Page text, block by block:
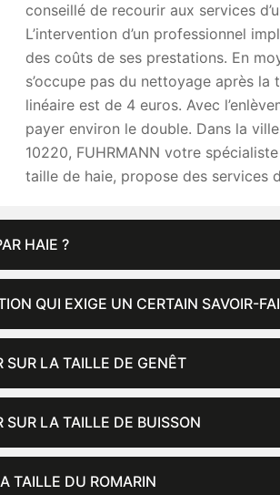
conseillé de recourir aux services
L’intervention d’un professionnel
des coûts de ses prestations. En
s’occupe pas du nettoyage après
linéaire est de 4 euros. Avec
payer environ le double. Dans la
10220, FUHRMANN votre
taille de haie, propose des services
HAIE ?
QUI EXIGE UN CERTAIN SAVOIR-
SUR LA TAILLE DE GENÊT
SUR LA TAILLE DE BUISSON
TAILLE DU ROMARIN